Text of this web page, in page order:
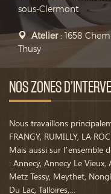
sous-Clermont
Atelier: 1658
Thusy
NOS ZONES
Nous travaillons
FRANGY, RUMILLY, LA
Mais aussi sur l’ensemble
: Annecy, Annecy Le Vieux,
Metz Tessy, Meythet,
Du Lac, Talloires,…